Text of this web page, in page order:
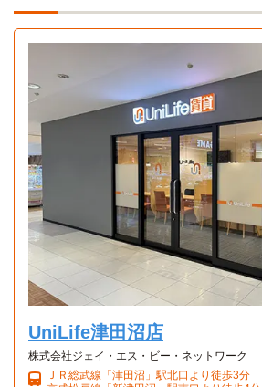
1Kタイプ
1K 25.15㎡〜25.15㎡
UniLife津田沼店
株式会社ジェイ・エス・ビー・ネットワーク
ＪＲ総武線「津田沼」駅北口より徒歩3分